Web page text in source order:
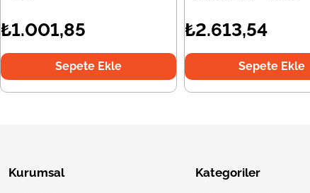
₺1.001,85
Sepete Ekle
₺2.613,54
Sepete Ekle
Kurumsal Kategoriler